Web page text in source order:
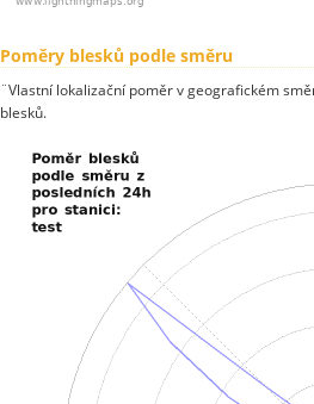
Poměry blesků podle směru
¨Vlastní lokalizační poměr v geografickém
blesků.